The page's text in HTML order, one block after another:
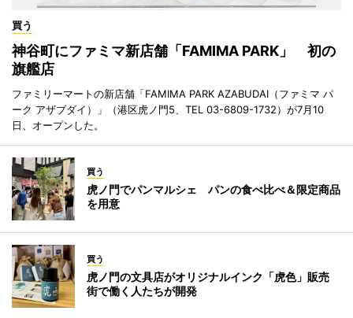
買う
神谷町にファミマ新店舗「FAMIMA PARK」 初の
旗艦店
ファミリーマートの新店舗「FAMIMA PARK AZABUDAI（ファミマ パ
ーク アザブダイ）」（港区虎ノ門5、TEL 03-6809-1732）が7月10
日、オープンした。
買う
虎ノ門でパンマルシェ パンの食べ比べ＆限定商品
を用意
買う
虎ノ門の文具店がオリジナルインク「虎色」販売
街で働く人たちが開発